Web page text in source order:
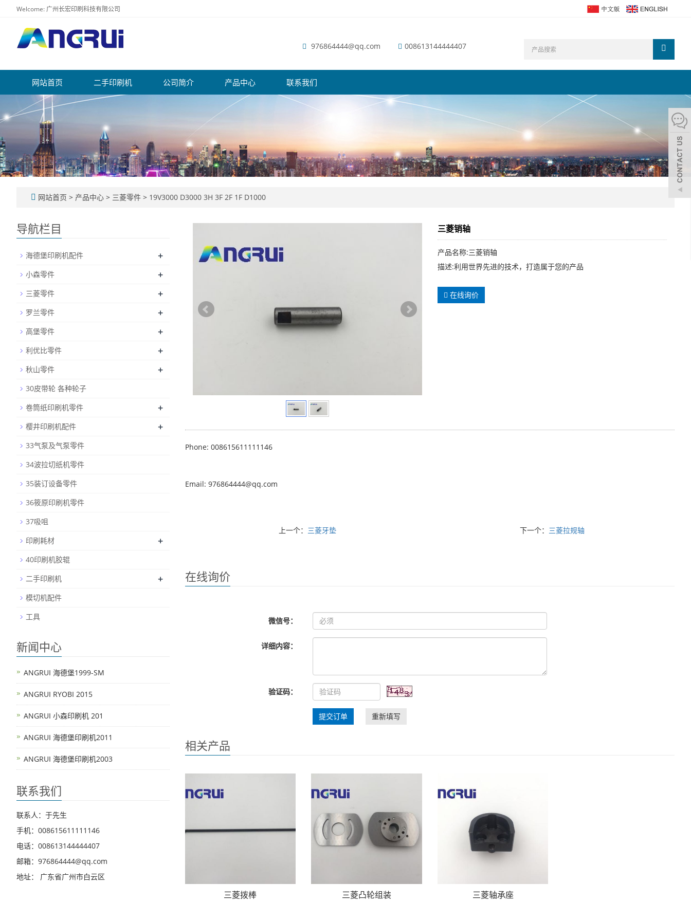
Welcome: 广州长宏印刷科技有限公司
976864444@qq.com 008613144444407
网站首页 二手印刷机 公司简介 产品中心 联系我们
网站首页 > 产品中心 > 三菱零件 > 19V3000 D3000 3H 3F 2F 1F D1000
三菱销轴
产品名称:三菱销轴
描述:利用世界先进的技术，打造属于您的产品
在线询价
Phone: 008615611111146
Email: 976864444@qq.com
上一个： 三菱牙垫 下一个： 三菱拉规轴
在线询价
微信号：
详细内容：
验证码：
提交订单 重新填写
相关产品
三菱拨棒 三菱凸轮组装 三菱轴承座
导航栏目
海德堡印刷机配件 +
小森零件 +
三菱零件 +
罗兰零件 +
高堡零件 +
利优比零件 +
秋山零件 +
30皮带轮 各种轮子
卷筒纸印刷机零件
+
樱井印刷机配件 +
33气泵及气泵零件
34波拉切纸机零件
35装订设备零件
36筱原印刷机零件
37吸咀
印刷耗材
+
40印刷机胶辊
二手印刷机
+
模切机配件
工具
新闻中心
ANGRUI 海德堡1999-SM
ANGRUI RYOBI 2015
ANGRUI 小森印刷机 201
ANGRUI 海德堡印刷机2011
ANGRUI 海德堡印刷机2003
联系我们
联系人：于先生
手机：008615611111146
电话：008613144444407
邮箱：976864444@qq.com
地址： 广东省广州市白云区